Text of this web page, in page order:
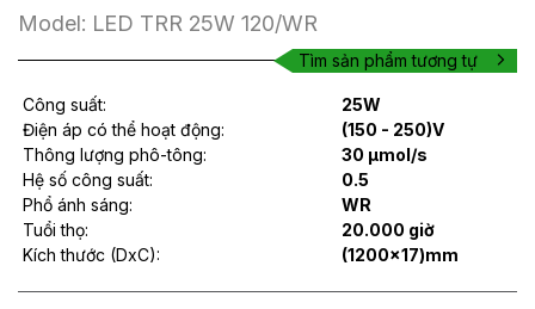
Model: LED TRR 25W 120/WR
Tìm sản phẩm tương tự
Công suất:
25W
Điện áp có thể hoạt động:
(150 - 250)V
Thông lượng phô-tông:
30 µmol/s
Hệ số công suất:
0.5
Phổ ánh sáng:
WR
Tuổi thọ:
20.000 giờ
Kích thước (DxC):
(1200x17)mm